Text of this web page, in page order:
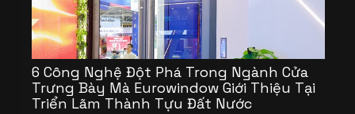
6 Công Nghệ Đột Phá Trong Ngành Cửa
Trưng Bày Mà Eurowindow Giới Thiệu Tại
Triển Lãm Thành Tựu Đất Nước